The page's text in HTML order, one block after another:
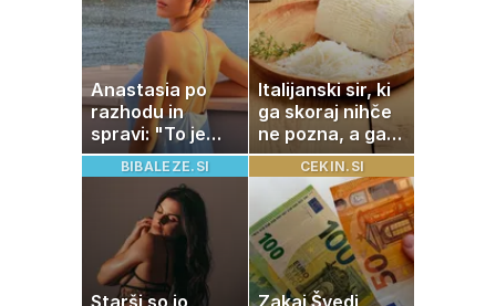
Anastasia po
razhodu in
spravi: "To je
največja
napaka, ki jo
naredimo v jezi"
Italijanski sir, ki
ga skoraj nihče
ne pozna, a ga
Italijani
obožujejo
BIBALEZE.SI CEKIN.SI